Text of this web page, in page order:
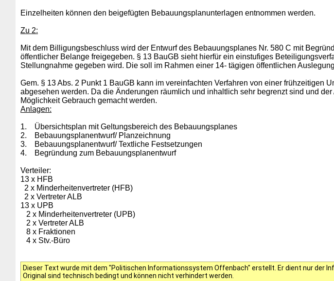
Einzelheiten können den beigefügten Bebauungsplanunterlagen entnommen werden.
Zu 2:
Mit dem Billigungsbeschluss wird der Entwurf des Bebauungsplanes Nr. 580 C mit
öffentlicher Belange freigegeben. § 13 BauGB sieht hierfür ein einstufiges
Stellungnahme gegeben wird. Die soll im Rahmen einer 14- tägigen öffentlichen
Gem. § 13 Abs. 2 Punkt 1 BauGB kann im vereinfachten Verfahren von einer frühzeitigen
abgesehen werden. Da die Änderungen räumlich und inhaltlich sehr begrenzt sind und
Möglichkeit Gebrauch gemacht werden.
Anlagen:
1.
Übersichtsplan mit Geltungsbereich des Bebauungsplanes
2.
Bebauungsplanentwurf/ Planzeichnung
3.
Bebauungsplanentwurf/ Textliche Festsetzungen
4.
Begründung zum Bebauungsplanentwurf
Verteiler:
13 x HFB
2 x Minderheitenvertreter (HFB)
2 x Vertreter ALB
13 x UPB
2 x Minderheitenvertreter (UPB)
2 x Vertreter ALB
8 x Fraktionen
4 x Stv.-Büro
Dieser Text wurde mit dem "Politischen Informationssystem Offenbach" erstellt. Er dient nur der
Original sind technisch bedingt und können nicht verhindert werden.